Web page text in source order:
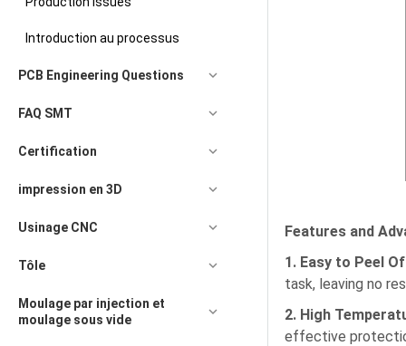
Features and
1. Easy to Peel
task, leaving no
2. High
effective
Introduction au processus
PCB Engineering Questions
FAQ SMT
Certification
impression en 3D
Usinage CNC
Tôle
Moulage par injection et
moulage sous vide